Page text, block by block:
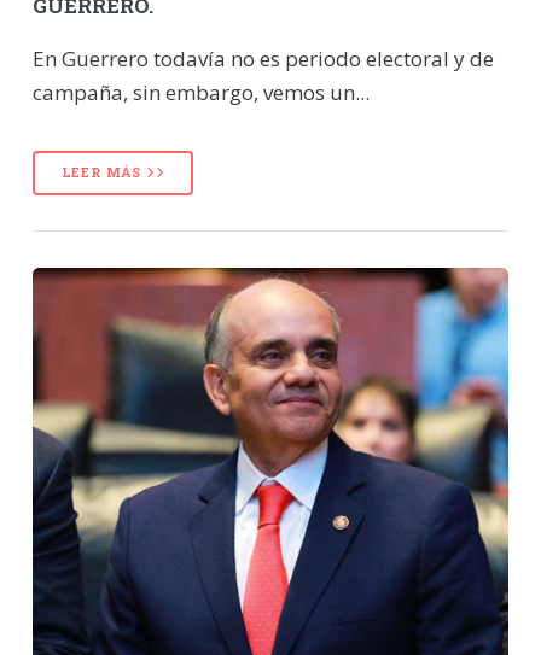
GUERRERO.
En Guerrero todavía no es periodo electoral y de
campaña, sin embargo, vemos un...
LEER MÁS